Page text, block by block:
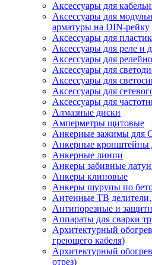
Аксессуары для
Аксессуары для
арматуры на DIN-рейку
Аксессуары для
Аксессуары для реле и
Аксессуары для
Аксессуары для
Аксессуары для
Аксессуары для
Аксессуары для
Алмазные диски
Амперметры щитовые
Анкерные зажимы для
Анкерные
Анкерные линии
Анкеры забивные
Анкеры клиновые
Анкеры шурупы по
Антенные ТВ
Антипорезные и
Аппараты для сварки
Архитектурный
греющего кабеля)
Архитектурный
отрез)